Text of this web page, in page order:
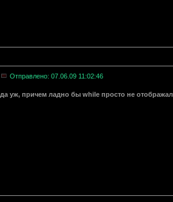
Отправлено: 07.06.09 11:02:46
да уж, причем ладно бы while просто не